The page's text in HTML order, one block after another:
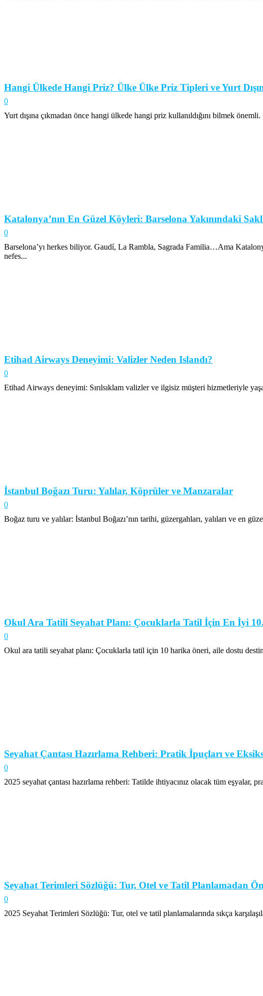
Hangi Ülkede Hangi Priz? Ülke Ülke Priz Tipleri ve Yurt
0
Yurt dışına çıkmadan önce hangi ülkede hangi priz kullanıldığını bilmek
Katalonya’nın En Güzel Köyleri: Barselona Yakınındaki
0
Barselona’yı herkes biliyor. Gaudí, La Rambla, Sagrada Familia…Ama
nefes...
Etihad Airways Deneyimi: Valizler Neden Islandı?
0
Etihad Airways deneyimi: Sırılsıklam valizler ve ilgisiz müşteri hizmetleriyle
İstanbul Boğazı Turu: Yalılar, Köprüler ve Manzaralar
0
Boğaz turu ve yalılar: İstanbul Boğazı’nın tarihi, güzergahları, yalıları ve en
Okul Ara Tatili Seyahat Planı: Çocuklarla Tatil İçin En İyi
0
Okul ara tatili seyahat planı: Çocuklarla tatil için 10 harika öneri, aile dostu
Seyahat Çantası Hazırlama Rehberi: Pratik İpuçları ve
0
2025 seyahat çantası hazırlama rehberi: Tatilde ihtiyacınız olacak tüm eşyalar,
Seyahat Terimleri Sözlüğü: Tur, Otel ve Tatil Planlamadan
0
2025 Seyahat Terimleri Sözlüğü: Tur, otel ve tatil planlamalarında sıkça